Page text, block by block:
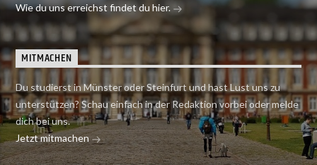
Wie du uns erreichst findet du hier.
MITMACHEN
Du studierst in Münster oder Steinfurt und hast Lust uns zu
unterstützen? Schau einfach in der Redaktion vorbei oder melde
dich bei uns.
Jetzt mitmachen